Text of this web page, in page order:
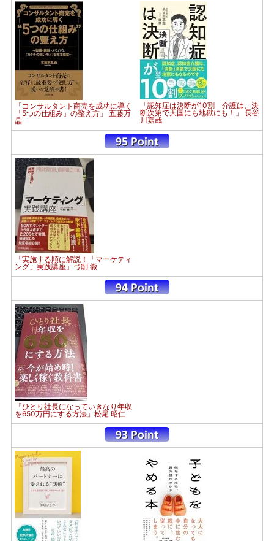
「コンサルタント商売を成功に導く
「5つの仕組み」の整え方」 五藤万
晶
「認知症は決断が10割 介護は、決
断次第で天国にも地獄にも！」 長谷
川嘉哉
「実施する順に解説！「マーケティ
ング」実践講座」弓削 徹
「ひとり社長になっていきなり年収
を650万円にする方法」松尾 昭仁